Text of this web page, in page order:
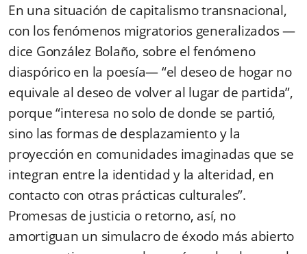
En una situación de capitalismo transnacional,
con los fenómenos migratorios generalizados —
dice González Bolaño, sobre el fenómeno
diaspórico en la poesía— “el deseo de hogar no
equivale al deseo de volver al lugar de partida”,
porque “interesa no solo de donde se partió,
sino las formas de desplazamiento y la
proyección en comunidades imaginadas que se
integran entre la identidad y la alteridad, en
contacto con otras prácticas culturales”.
Promesas de justicia o retorno, así, no
amortiguan un simulacro de éxodo más abierto